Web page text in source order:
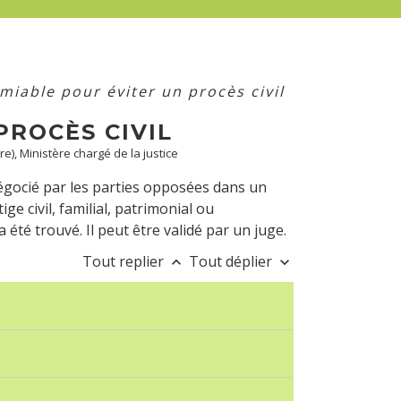
pour éviter un procès civil
CIVIL
Ministère chargé de la justice
par les parties opposées dans un
civil, familial, patrimonial ou
trouvé. Il peut être validé par un juge.
Tout replier keyboard_arrow_up Tout déplier keyboard_arrow_down